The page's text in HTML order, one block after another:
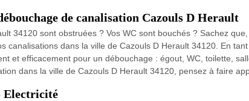
de canalisation Cazouls D Herault
34120 sont obstruées ? Vos WC sont bouchés ? Sachez
canalisations dans la ville de Cazouls D Herault 34120. En
et efficacement pour un débouchage : égout, WC, toilette,
dans la ville de Cazouls D Herault 34120, pensez à faire
Electricité